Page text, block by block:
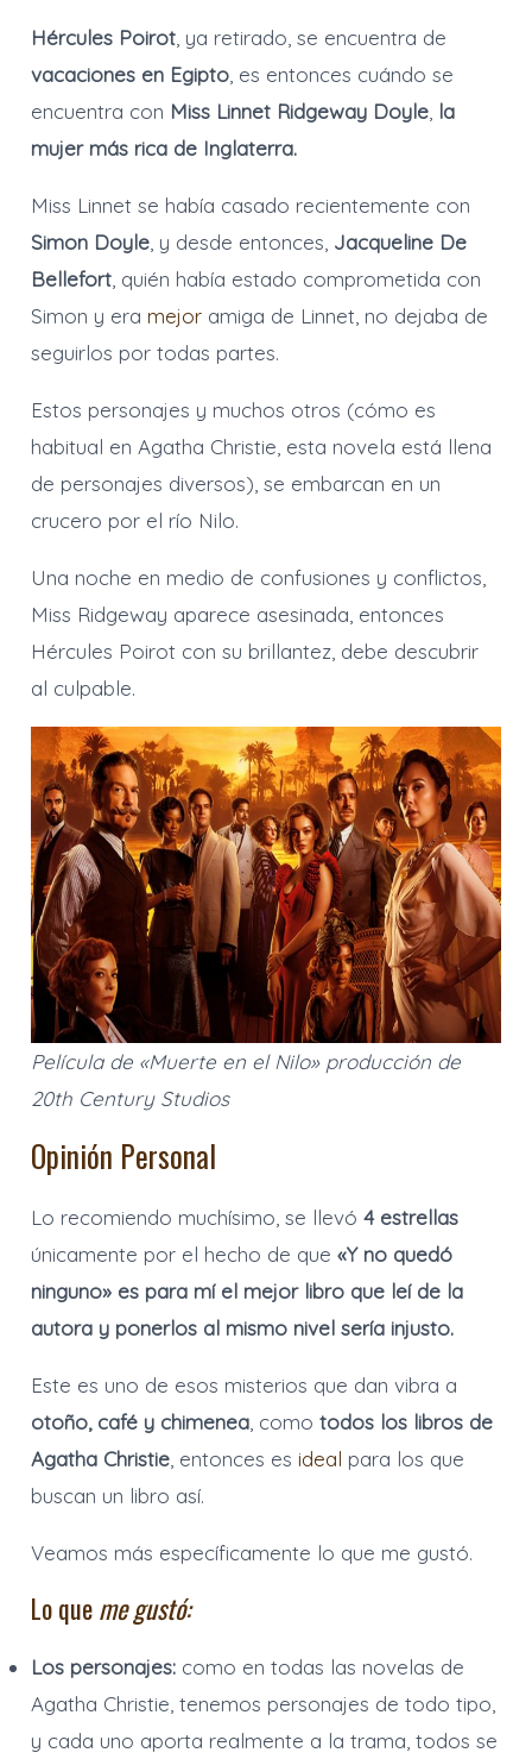
Hércules Poirot, ya retirado, se encuentra de
vacaciones en Egipto, es entonces cuándo se
encuentra con Miss Linnet Ridgeway Doyle, la
mujer más rica de Inglaterra.
Miss Linnet se había casado recientemente con
Simon Doyle, y desde entonces, Jacqueline De
Bellefort, quién había estado comprometida con
Simon y era mejor amiga de Linnet, no dejaba de
seguirlos por todas partes.
Estos personajes y muchos otros (cómo es
habitual en Agatha Christie, esta novela está llena
de personajes diversos), se embarcan en un
crucero por el río Nilo.
Una noche en medio de confusiones y conflictos,
Miss Ridgeway aparece asesinada, entonces
Hércules Poirot con su brillantez, debe descubrir
al culpable.
Película de «Muerte en el Nilo» producción de
20th Century Studios
Opinión Personal
Lo recomiendo muchísimo, se llevó4 estrellas
únicamente por el hecho de que«Y no quedó
ninguno» es para mí el mejor libro que leí de la
autora y ponerlos al mismo nivel sería injusto.
Este es uno de esos misterios que dan vibra a
otoño, café y chimenea, comotodos los libros de
Agatha Christie, entonces es ideal para los que
buscan un libro así.
Veamos más específicamente lo que me gustó.
Lo queme gustó:
Los personajes: como en todas las novelas de
Agatha Christie, tenemos personajes de todo tipo,
y cada uno aporta realmente a la trama, todos se